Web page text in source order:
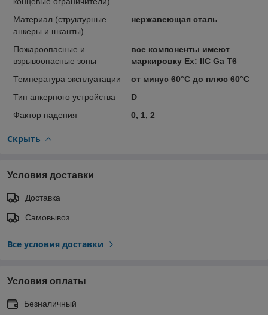
Материал (структурные
анкеры и шканты)
нержавеющая сталь
Пожароопасные и
взрывоопасные зоны
все компоненты имеют
маркировку Ex: IIC Ga T6
Температура эксплуатации
от минус 60°С до плюс 60°С
Тип анкерного устройства
D
Фактор падения
0, 1, 2
Скрыть
Условия доставки
Доставка
Самовывоз
Все условия доставки
Условия оплаты
Безналичный